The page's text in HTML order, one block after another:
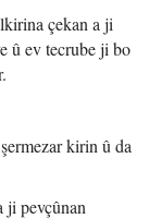
çekan a ji
û ev tecrube ji bo
kirin û da
ji pevçûnan